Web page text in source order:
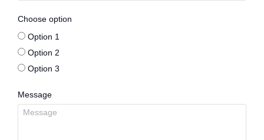
Choose option
Option 1
Option 2
Option 3
Message